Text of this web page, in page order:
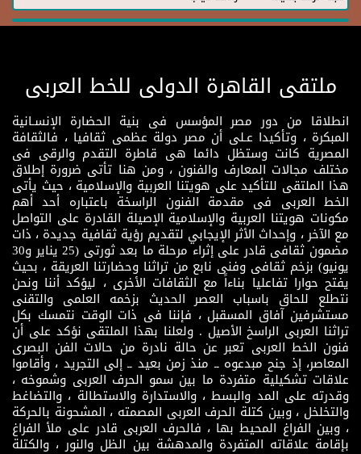
عبد الرضا بهيته راشد دياب
ملتقى القاهرة الدولى للخط العربى
انطلاقا من دور مصر المؤسس فى بنية الحضارة الإنسـانية
المبكرة ، وتأكيدا عـلى أن مصر دولة عظمى ثقافيا ، فالثقافة
المصرية كانت وستظل دائما هى قاطرة التقدم والرقى فى
مختلف مجالات المعارف والفنون ، ومن هنا تأتى ضرورة إطلاق
هذا الملتقى للتأكيد على هويتنا العربية والإسلامية ، حيث يأتى
الخط العربى فى مقدمة الفنون الراسخة باعتباره أحد أهم
مكونات هويتنا العربية والإسلامية الإصيلة القادرة على التواصل
مع الآخر ، وإحداث الأثر الإيجابي لتقديم رؤية ثقافية جديدة ، ذات
مضمون ثقافى قادر على إثراء مرحلة ما بعد ثورتى (25 يناير و30
يونيو) بزخم ثقافى وفنى نابع من تراثنا وحضارتنا العريقة ، بحيث
يفتح حوارا تفاعليا بناءاً مع الثقافات الأخرى ، ليؤكد أننا ونحن
نتطلع للحاق باسباب العصر الحديث بزخمه العلمى والتقنى
مستشرفين آفاق المسقبل ، فإننا فى ذات الوقت نتمسك بكل
تراثنا العربى الراسخ الأصيل . ولعلنا بهذا الملتقى نؤكد على أن
فنون الخط العربى تعبر عن حالة نادرة من حالات الفن البصرى
المعاصر، إذ جنح مبدعوه ــ منذ زمن بعيد ــ إلى التجريد ، وأقاموا
علاقات تشكيلية متفردة ما بين سمو الحرف العربى وشموخه ،
وقدرته على المد والبسط ، والاستدارة والاستطالة ، والتضاغط
والتخلخل ، وبين كتلة الحرف العربى المصمته ، المشحونة بالحركة
، وبين الفراغ المحيط بها ، فالحرف العربى قادر على ملأ الفراغ